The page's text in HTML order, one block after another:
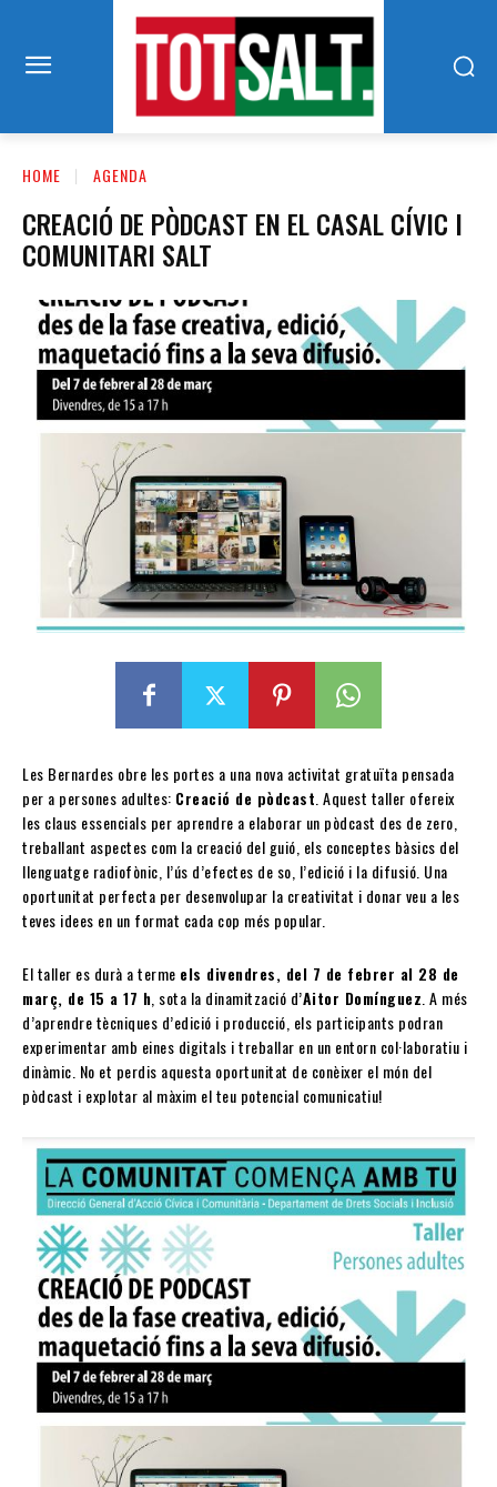
HOME AGENDA
CREACIÓ DE PÒDCAST EN EL CASAL CÍVIC I
COMUNITARI SALT
Les Bernardes obre les portes a una nova activitat gratuïta pensada
per a persones adultes: Creació de pòdcast. Aquest taller ofereix
les claus essencials per aprendre a elaborar un pòdcast des de zero,
treballant aspectes com la creació del guió, els conceptes bàsics del
llenguatge radiofònic, l’ús d’efectes de so, l’edició i la difusió. Una
oportunitat perfecta per desenvolupar la creativitat i donar veu a les
teves idees en un format cada cop més popular.
El taller es durà a terme els divendres, del 7 de febrer al 28 de
març, de 15 a 17 h, sota la dinamització d’Aitor Domínguez. A més
d’aprendre tècniques d’edició i producció, els participants podran
experimentar amb eines digitals i treballar en un entorn col·laboratiu i
dinàmic. No et perdis aquesta oportunitat de conèixer el món del
pòdcast i explotar al màxim el teu potencial comunicatiu!